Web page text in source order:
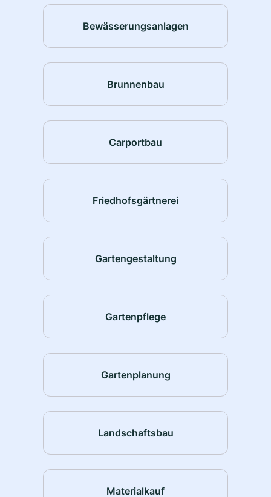
Bewässerungsanlagen
Brunnenbau
Carportbau
Friedhofsgärtnerei
Gartengestaltung
Gartenpflege
Gartenplanung
Landschaftsbau
Materialkauf